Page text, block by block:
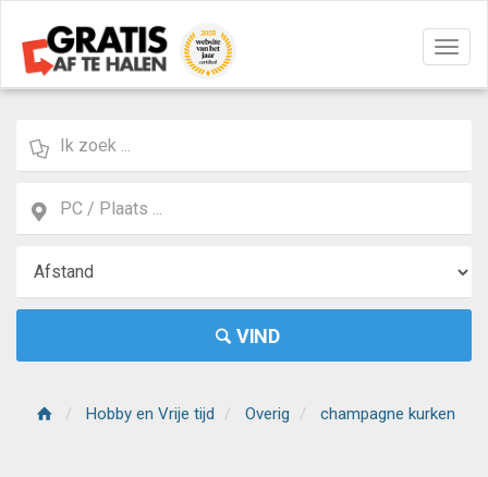
aan/
VIND
Hobby en Vrije tijd Overig champagne kurken